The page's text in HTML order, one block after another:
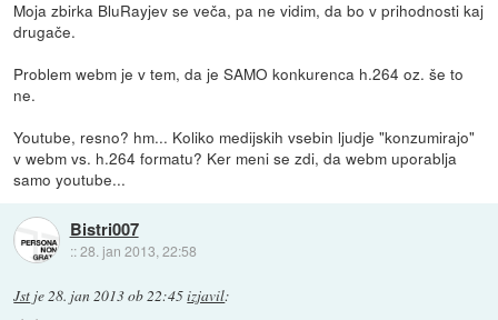
Moja zbirka BluRayjev se veča, pa ne vidim, da bo v prihodnosti kaj
drugače.
Problem webm je v tem, da je SAMO konkurenca h.264 oz. še to
ne.
Youtube, resno? hm... Koliko medijskih vsebin ljudje "konzumirajo"
v webm vs. h.264 formatu? Ker meni se zdi, da webm uporablja
samo youtube...
Bistri007
::28. jan 2013, 22:58
Jst je28. jan 2013 ob 22:45izjavil: